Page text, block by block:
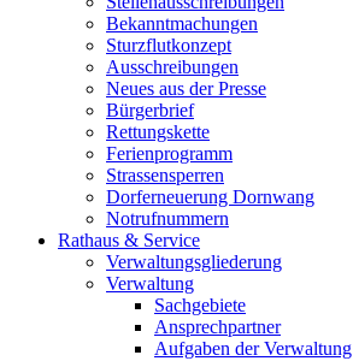
Bekanntmachungen
Sturzflutkonzept
Ausschreibungen
Neues aus der Presse
Bürgerbrief
Rettungskette
Ferienprogramm
Strassensperren
Dorferneuerung Dornwang
Notrufnummern
Rathaus & Service
Verwaltungsgliederung
Verwaltung
Sachgebiete
Ansprechpartner
Aufgaben der Verwaltung